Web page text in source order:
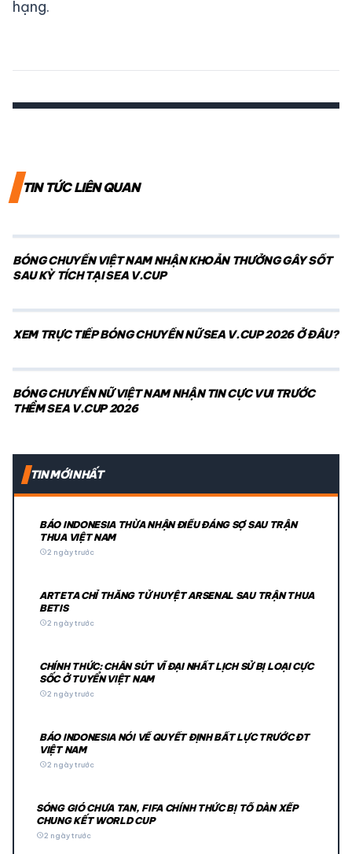
hạng.
TIN TỨC LIÊN QUAN
BÓNG CHUYỀN VIỆT NAM NHẬN KHOẢN THƯỞNG GÂY SỐT
SAU KỲ TÍCH TẠI SEA V.CUP
XEM TRỰC TIẾP BÓNG CHUYỀN NỮ SEA V.CUP 2026 Ở ĐÂU?
BÓNG CHUYỀN NỮ VIỆT NAM NHẬN TIN CỰC VUI TRƯỚC
THỀM SEA V.CUP 2026
TIN MỚI NHẤT
BÁO INDONESIA THỪA NHẬN ĐIỀU ĐÁNG SỢ SAU TRẬN
THUA VIỆT NAM
schedule2 ngày trước
ARTETA CHỈ THẲNG TỬ HUYỆT ARSENAL SAU TRẬN THUA
BETIS
schedule2 ngày trước
CHÍNH THỨC: CHÂN SÚT VĨ ĐẠI NHẤT LỊCH SỬ BỊ LOẠI CỰC
SỐC Ở TUYỂN VIỆT NAM
schedule2 ngày trước
BÁO INDONESIA NÓI VỀ QUYẾT ĐỊNH BẤT LỰC TRƯỚC ĐT
VIỆT NAM
schedule2 ngày trước
SÓNG GIÓ CHƯA TAN, FIFA CHÍNH THỨC BỊ TỐ DÀN XẾP
CHUNG KẾT WORLD CUP
schedule2 ngày trước